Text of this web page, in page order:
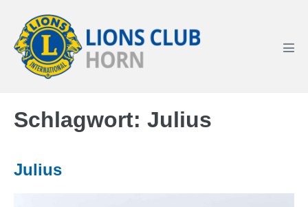
Inhalt
springen
Schlagwort: Julius
Julius